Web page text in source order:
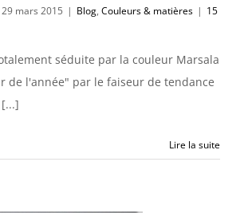
29 mars 2015 | Blog, Couleurs & matières | 15
séduite par la couleur Marsala
de l'année" par le faiseur de tendance
Lire la suite